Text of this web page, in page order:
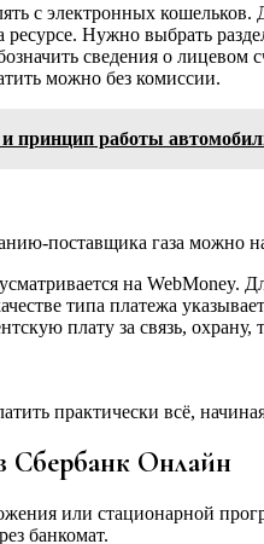
с электронных
ресурсе. Нужно выбрать
сведения о
можно без комиссии.
и принцип работы
поставщика газа можно
на WebMoney.
типа платежа
плату за связь, охрану,
практически всё,
Сбербанк Онлайн
или стационарной
банкомат.